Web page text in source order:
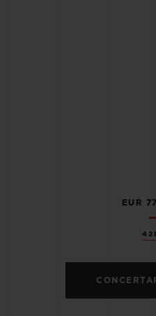
EUR